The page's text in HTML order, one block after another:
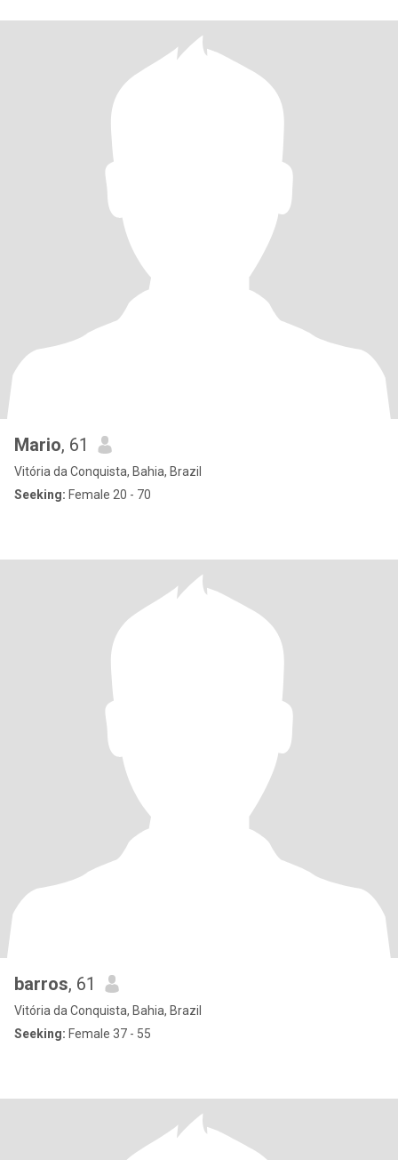
Mario, 61
Vitória da Conquista, Bahia, Brazil
Seeking: Female 20 - 70
barros, 61
Vitória da Conquista, Bahia, Brazil
Seeking: Female 37 - 55